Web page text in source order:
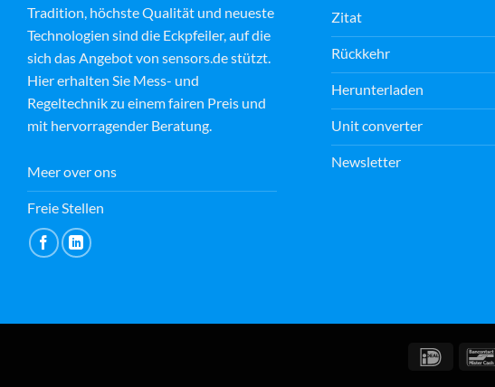
Tradition, höchste Qualität und neueste
Technologien sind die Eckpfeiler, auf die
sich das Angebot von sensors.de stützt.
Hier erhalten Sie Mess- und
Regeltechnik zu einem fairen Preis und
mit hervorragender Beratung.
Meer over ons
Freie Stellen
Zitat
Rückkehr
Herunterladen
Unit converter
Newsletter
IDeal